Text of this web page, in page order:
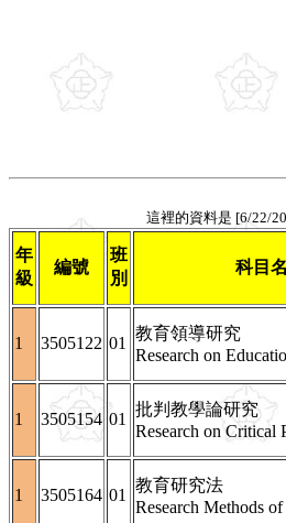
這裡的資料是 [6/22/
年
級
編號
班
別
科目
1 3505122 01
教育領導研究
Research on
1 3505154 01
批判教學論研究
Research on Critical
1 3505164 01
教育研究法
Research Methods